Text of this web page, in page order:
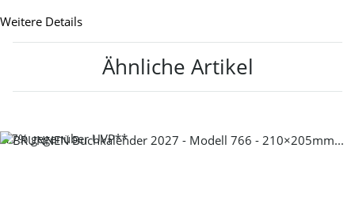
Weitere Details
Ähnliche Artikel
-17%gegenüber UVP**